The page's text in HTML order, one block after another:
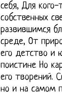
себя, Для
собственных
развившимся
среде, От
его детство и
поистине Но
его творений.
но и на самом